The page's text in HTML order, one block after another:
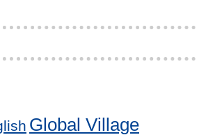
Global Village